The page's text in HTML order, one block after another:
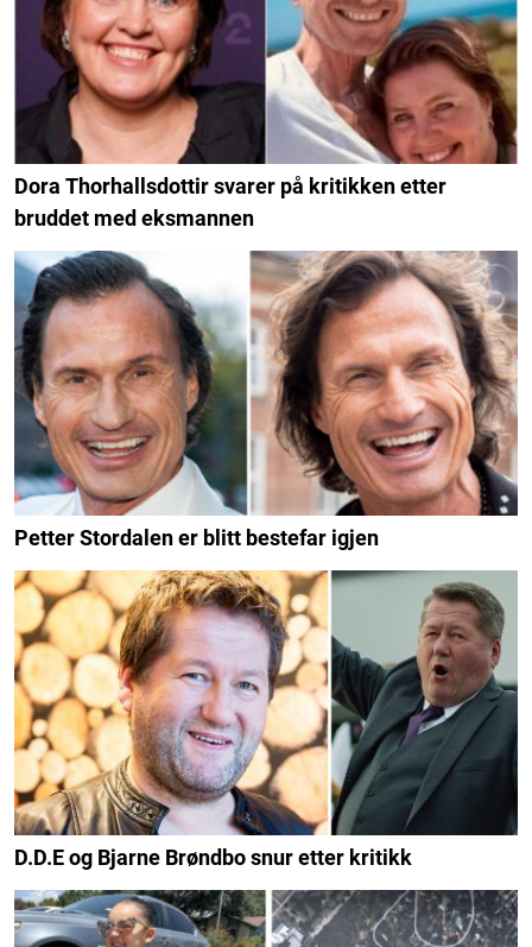
Dora Thorhallsdottir svarer på kritikken etter
bruddet med eksmannen
Petter Stordalen er blitt bestefar igjen
D.D.E og Bjarne Brøndbo snur etter kritikk